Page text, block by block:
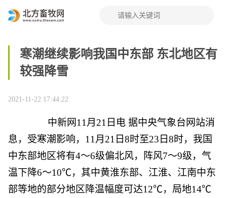
寒潮继续影响我国中东部 东北地区有
较强降雪
2021-11-22 17:44:22
中新网 11月21日电 据中央气象台网站消
息，受寒潮影响，11月21日8时至23日8时，我国
中东部地区将有4～6级偏北风，阵风7～9级，气
温下降6～10℃，其中黄淮东部、江淮、江南中东
部等地的部分地区降温幅度可达12℃，局地14℃